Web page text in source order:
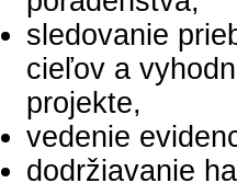
sledovanie
cieľov a
projekte,
vedenie
dodržiavanie